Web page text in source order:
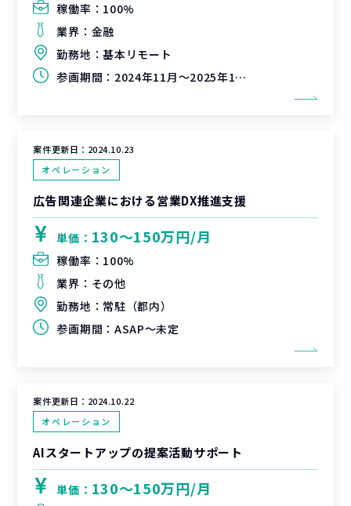
稼働率： 100%
業界： 金融
勤務地：基本リモート
参画期間： 2024年11月～2025年1月（継続可能性有）
案件更新日： 2024.10.23
オペレーション
広告関連企業における営業DX推進支援
単価： 130〜150万円/月
稼働率： 100%
業界： その他
勤務地： 常駐（都内）
参画期間： ASAP～未定
案件更新日： 2024.10.22
オペレーション
AIスタートアップの提案活動サポート
単価： 130〜150万円/月